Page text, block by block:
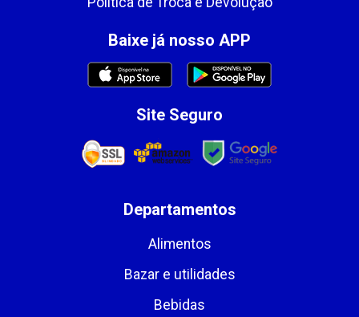
Baixe já nosso APP
Site Seguro
Departamentos
Alimentos
Bazar e utilidades
Bebidas